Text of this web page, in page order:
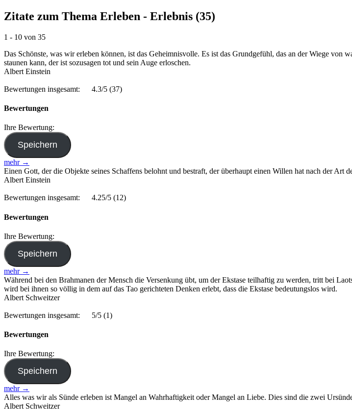
Zitate zum Thema Erleben - Erlebnis (35)
1 - 10 von 35
Das Schönste, was wir erleben können, ist das Geheimnisvolle. Es ist das Grundgefühl, das an der Wiege von
staunen kann, der ist sozusagen tot und sein Auge erloschen.
Albert Einstein
Bewertungen insgesamt: 4.3/5 (37)
Bewertungen
Ihre Bewertung:
mehr →
Einen Gott, der die Objekte seines Schaffens belohnt und bestraft, der überhaupt einen Willen hat nach der Art
Albert Einstein
Bewertungen insgesamt: 4.25/5 (12)
Bewertungen
Ihre Bewertung:
mehr →
Während bei den Brahmanen der Mensch die Versenkung übt, um der Ekstase teilhaftig zu werden, tritt bei
wird bei ihnen so völlig in dem auf das Tao gerichteten Denken erlebt, dass die Ekstase bedeutungslos wird.
Albert Schweitzer
Bewertungen insgesamt: 5/5 (1)
Bewertungen
Ihre Bewertung:
mehr →
Alles was wir als Sünde erleben ist Mangel an Wahrhaftigkeit oder Mangel an Liebe. Dies sind die zwei
Albert Schweitzer